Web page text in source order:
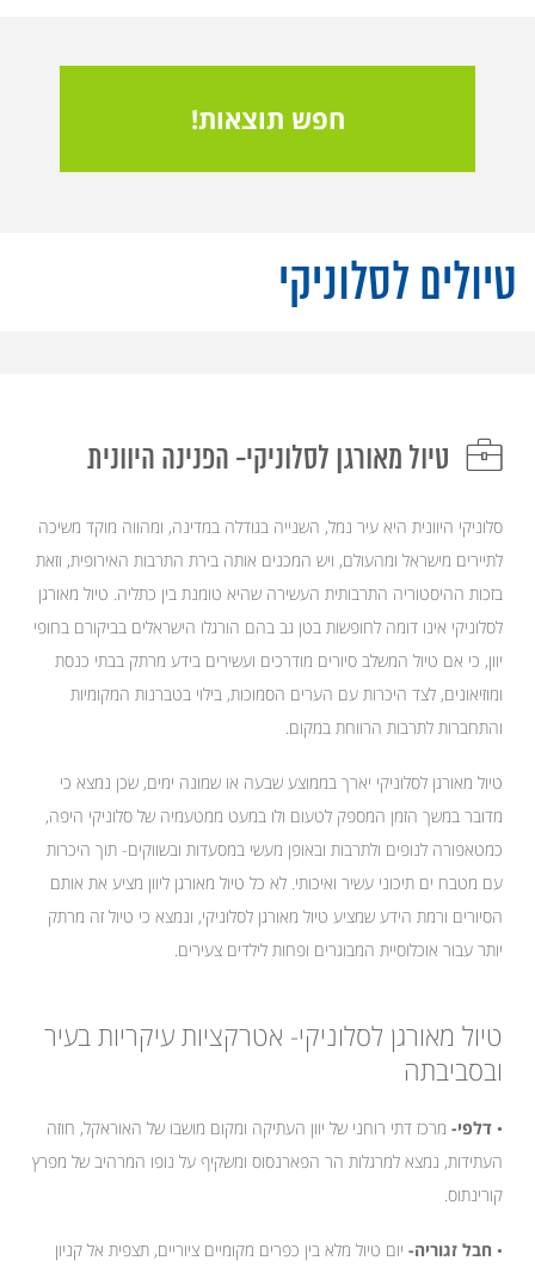
חפש תוצאות!
טיולים לסלוניקי
טיול מאורגן לסלוניקי- הפנינה היוונית
סלוניקי היוונית היא עיר נמל, השנייה בגודלה במדינה, ומהווה מוקד משיכה
לתיירים מישראל ומהעולם, ויש המכנים אותה בירת התרבות האירופית, וזאת
בזכות ההיסטוריה התרבותית העשירה שהיא טומנת בין כתליה. טיול מאורגן
לסלוניקי אינו דומה לחופשות בטן גב בהם הורגלו הישראלים בביקורם בחופי
יוון, כי אם טיול המשלב סיורים מודרכים ועשירים בידע מרתק בבתי כנסת
ומוזיאונים, לצד היכרות עם הערים הסמוכות, בילוי בטברנות המקומיות
והתחברות לתרבות הרווחת במקום.
טיול מאורגן לסלוניקי יארך בממוצע שבעה או שמונה ימים, שכן נמצא כי
מדובר במשך הזמן המספק לטעום ולו במעט ממטעמיה של סלוניקי היפה,
כמטאפורה לנופים ולתרבות ובאופן מעשי במסעדות ובשווקים- תוך היכרות
עם מטבח ים תיכוני עשיר ואיכותי. לא כל טיול מאורגן ליוון מציע את אותם
הסיורים ורמת הידע שמציע טיול מאורגן לסלוניקי, ונמצא כי טיול זה מרתק
יותר עבור אוכלוסיית המבוגרים ופחות לילדים צעירים.
טיול מאורגן לסלוניקי- אטרקציות עיקריות בעיר
ובסביבתה
• דלפי- מרכז דתי רוחני של יוון העתיקה ומקום מושבו של האוראקל, חוזה
העתידות, נמצא למרגלות הר הפארנסוס ומשקיף על נופו המרהיב של מפרץ
קורינתוס.
• חבל זגוריה- יום טיול מלא בין כפרים מקומיים ציוריים, תצפית אל קניון